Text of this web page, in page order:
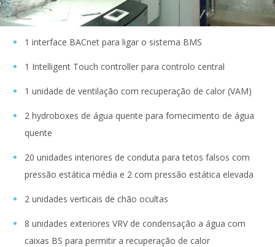
1 interface BACnet para ligar o sistema BMS
1 Intelligent Touch controller para controlo central
1 unidade de ventilação com recuperação de calor (VAM)
2 hydroboxes de água quente para fornecimento de água
quente
20 unidades interiores de conduta para tetos falsos com
pressão estática média e 2 com pressão estática elevada
2 unidades verticais de chão ocultas
8 unidades exteriores VRV de condensação a água com
caixas BS para permitir a recuperação de calor